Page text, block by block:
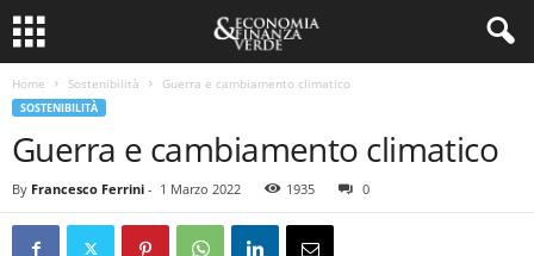
Home Sostenibilità Guerra e cambiamento climatico
SOSTENIBILITÀ
Guerra e cambiamento climatico
By Francesco Ferrini - 1 Marzo 2022 1935 0